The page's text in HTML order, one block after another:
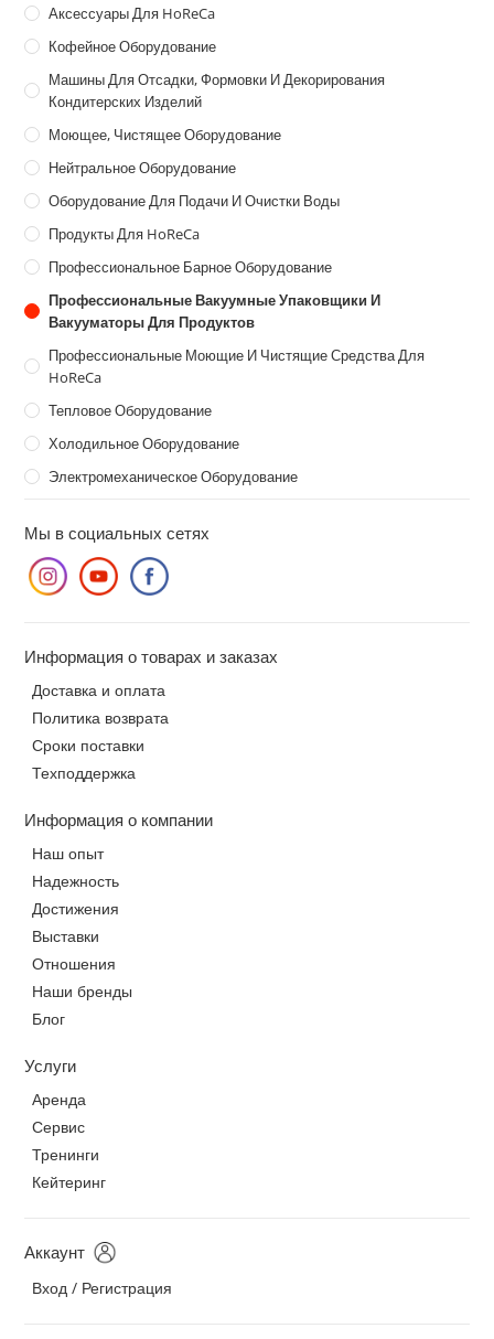
Аксессуары Для HoReCa
Кофейное Оборудование
Машины Для Отсадки, Формовки И Декорирования
Кондитерских Изделий
Моющее, Чистящее Оборудование
Нейтральное Оборудование
Оборудование Для Подачи И Очистки Воды
Продукты Для HoReCa
Профессиональное Барное Оборудование
Профессиональные Вакуумные Упаковщики И
Вакууматоры Для Продуктов
Профессиональные Моющие И Чистящие Средства Для
HoReCa
Тепловое Оборудование
Холодильное Оборудование
Электромеханическое Оборудование
Мы в социальных сетях
Информация о товарах и заказах
Доставка и оплата
Политика возврата
Сроки поставки
Техподдержка
Информация о компании
Наш опыт
Надежность
Достижения
Выставки
Отношения
Наши бренды
Блог
Услуги
Аренда
Сервис
Тренинги
Кейтеринг
Аккаунт
Вход / Регистрация